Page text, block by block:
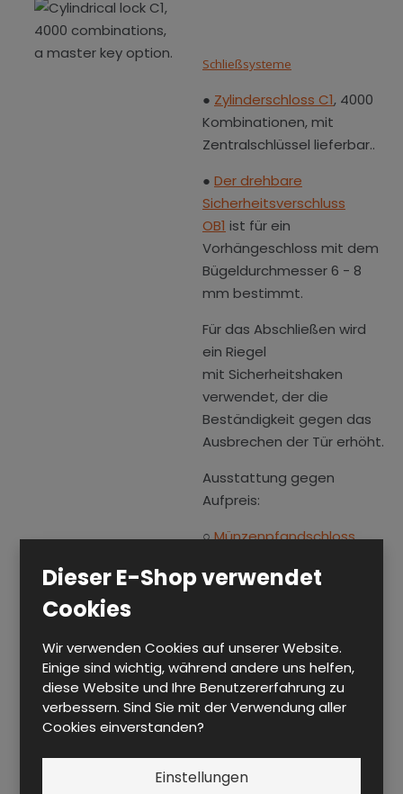
Dieser E-Shop verwendet
Cookies
Wir verwenden Cookies auf unserer Website.
Einige sind wichtig, während andere uns helfen,
diese Website und Ihre Benutzererfahrung zu
verbessern. Sind Sie mit der Verwendung aller
Cookies einverstanden?
Einstellungen
Schließsysteme
● Zylinderschloss C1, 4000
Kombinationen, mit
Zentralschlüssel lieferbar..
● Der drehbare
Sicherheitsverschluss
OB1 ist für ein
Vorhängeschloss mit dem
Bügeldurchmesser 6 - 8
mm bestimmt.
Für das Abschließen wird
ein Riegel
mit Sicherheitshaken
verwendet, der die
Beständigkeit gegen das
Ausbrechen der Tür erhöht.
Ausstattung gegen
Aufpreis:
○Münzenpfandschloss
Schloss
○Elektronische Online-
Systeme
○Elektronisches Schloss
mit Chip